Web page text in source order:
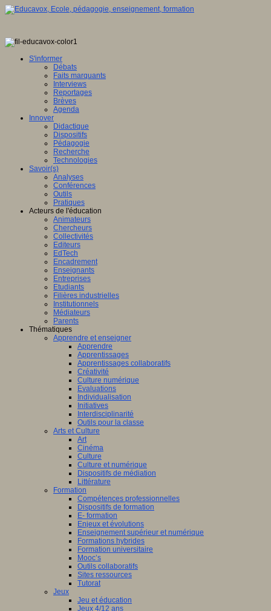
S'informer
Débats
Faits marquants
Interviews
Reportages
Brèves
Agenda
Innover
Didactique
Dispositifs
Pédagogie
Recherche
Technologies
Savoir(s)
Analyses
Conférences
Outils
Pratiques
Acteurs de l'éducation
Animateurs
Chercheurs
Collectivités
Editeurs
EdTech
Encadrement
Enseignants
Entreprises
Etudiants
Filières industrielles
Institutionnels
Médiateurs
Parents
Thématiques
Apprendre et enseigner
Apprendre
Apprentissages
Apprentissages collaboratifs
Créativité
Culture numérique
Evaluations
Individualisation
Initiatives
Interdisciplinarité
Outils pour la classe
Arts et Culture
Art
Cinéma
Culture
Culture et numérique
Dispositifs de médiation
Littérature
Formation
Compétences professionnelles
Dispositifs de formation
E- formation
Enjeux et évolutions
Enseignement supérieur et numérique
Formations hybrides
Formation universitaire
Mooc’s
Outils collaboratifs
Sites ressources
Tutorat
Jeux
Jeu et éducation
Jeux 4/12 ans